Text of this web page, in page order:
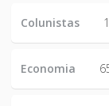
Colunistas
Economia